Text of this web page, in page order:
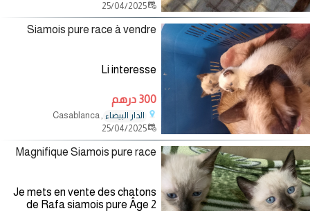
25/04/2025
Siamois pure race à vendre
Li interesse
300 درهم
الدار البيضاء , Casablanca
25/04/2025
Magnifique Siamois pure race
Je mets en vente des chatons
de Rafa siamois pure Âge 2